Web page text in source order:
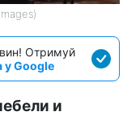
Отримуй
у Google
и